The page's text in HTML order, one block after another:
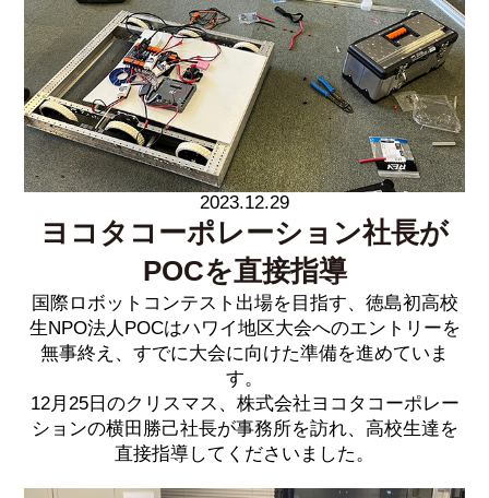
2023.12.29
ヨコタコーポレーション社長が
POCを直接指導
国際ロボットコンテスト出場を目指す、徳島初高校
生NPO法人POCはハワイ地区大会へのエントリーを
無事終え、すでに大会に向けた準備を進めていま
す。
12月25日のクリスマス、株式会社ヨコタコーポレー
ションの横田勝己社長が事務所を訪れ、高校生達を
直接指導してくださいました。